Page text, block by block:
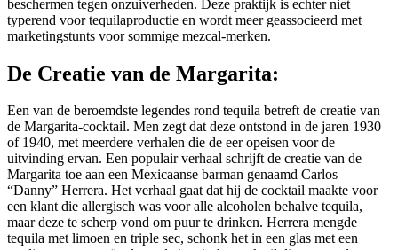
beschermen tegen onzuiverheden. Deze praktijk is echter niet
typerend voor tequilaproductie en wordt meer geassocieerd met
marketingstunts voor sommige mezcal-merken.
De Creatie van de Margarita:
Een van de beroemdste legendes rond tequila betreft de creatie van
de Margarita-cocktail. Men zegt dat deze ontstond in de jaren 1930
of 1940, met meerdere verhalen die de eer opeisen voor de
uitvinding ervan. Een populair verhaal schrijft de creatie van de
Margarita toe aan een Mexicaanse barman genaamd Carlos
“Danny” Herrera. Het verhaal gaat dat hij de cocktail maakte voor
een klant die allergisch was voor alle alcoholen behalve tequila,
maar deze te scherp vond om puur te drinken. Herrera mengde
tequila met limoen en triple sec, schonk het in een glas met een